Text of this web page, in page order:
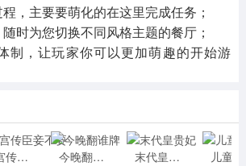
，主要要萌化的在这里完成任务；
时为您切换不同风格主题的餐厅；
制，让玩家你可以更加萌趣的开始游
清宫传臣妾不要 今晚翻谁牌 末代皇贵妃